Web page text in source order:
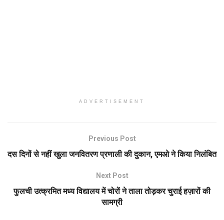
ADVERTISEMENT
Previous Post
दस दिनों से नहीं खुला जनवितरण प्रणाली की दुकान, एमओ ने किया निलंबित
Next Post
फुलची उत्क्रमित मध्य विद्यालय में चोरों ने ताला तोड़कर चुराई हज़ारों की
सामग्री